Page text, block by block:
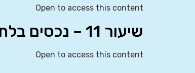
Open to access this content
שיעור 11 – נכסים בלתי מוחשיים (IAS 38)
Open to access this content